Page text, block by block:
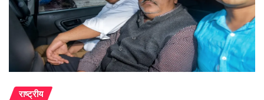
राष्ट्रीय